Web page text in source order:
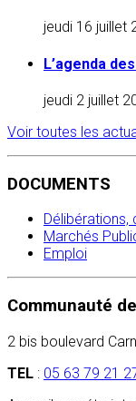
jeudi 16 juillet
L’agenda
jeudi 2 juillet
Voir toutes les
DOCUMENTS
Délibérations,
Marchés
Emploi
Communauté
2 bis boulevard
TEL : 05 63 79 21